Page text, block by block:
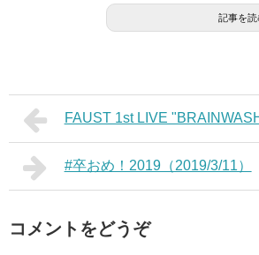
記事を読
FAUST 1st LIVE
#卒おめ！2019（2019/3/11）
コメントをどうぞ